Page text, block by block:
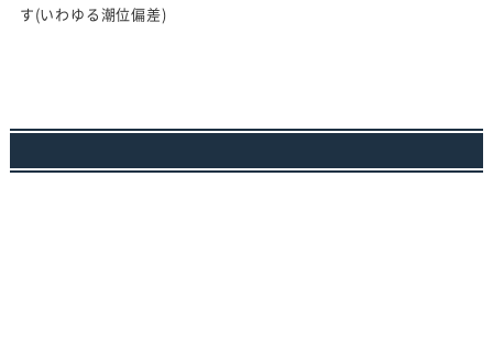
す(いわゆる潮位偏差)